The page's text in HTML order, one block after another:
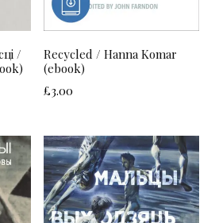
/
Recycled / Hanna Komar
(ebook)
£3.00